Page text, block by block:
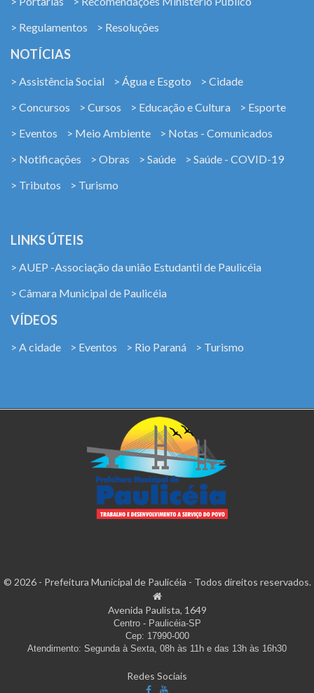
> Regulamentos
> Resoluções
NOTÍCIAS
> Assistência Social > Água e Esgoto
> Cidade
> Concursos
> Cursos > Educação e Cultura
> Esporte
> Eventos
> Meio Ambiente
> Notas - Comunicados
> Notificações
> Obras > Saúde
> Saúde - COVID-19
> Tributos
> Turismo
LINKS ÚTEIS
> AUEP -Associação da união Estudantil de Paulicéia
> Câmara Municipal de Paulicéia
VÍDEOS
> A cidade > Eventos > Rio Paraná > Turismo
© 2026 - Prefeitura Municipal de Paulicéia - Todos direitos reservados.
Avenida Paulista, 1649
Centro - Paulicéia-SP
Cep: 17990-000
Atendimento: Segunda à Sexta, 08h às 11h e das 13h às 16h30
Redes Sociais